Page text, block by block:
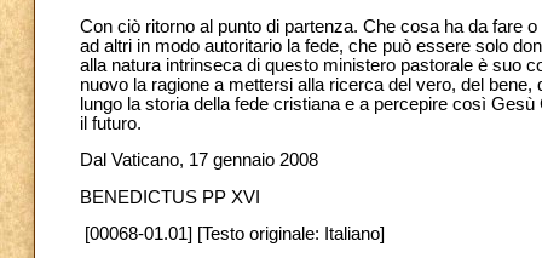
Con ciò ritorno al punto di partenza. Che cosa ha da fare
ad altri in modo autoritario la fede, che può essere solo
alla natura intrinseca di questo ministero pastorale è suo
nuovo la ragione a mettersi alla ricerca del vero, del
lungo la storia della fede cristiana e a percepire così
il futuro.
Dal Vaticano, 17 gennaio 2008
BENEDICTUS PP XVI
[00068-01.01] [Testo originale: Italiano]